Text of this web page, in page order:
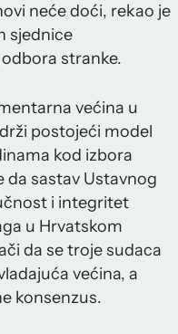
neće doći, rekao je
sjednice
stranke.
većina u
postojeći model
kod izbora
da sastav Ustavnog
i integritet
u Hrvatskom
da se troje sudaca
većina, a
konsenzus.